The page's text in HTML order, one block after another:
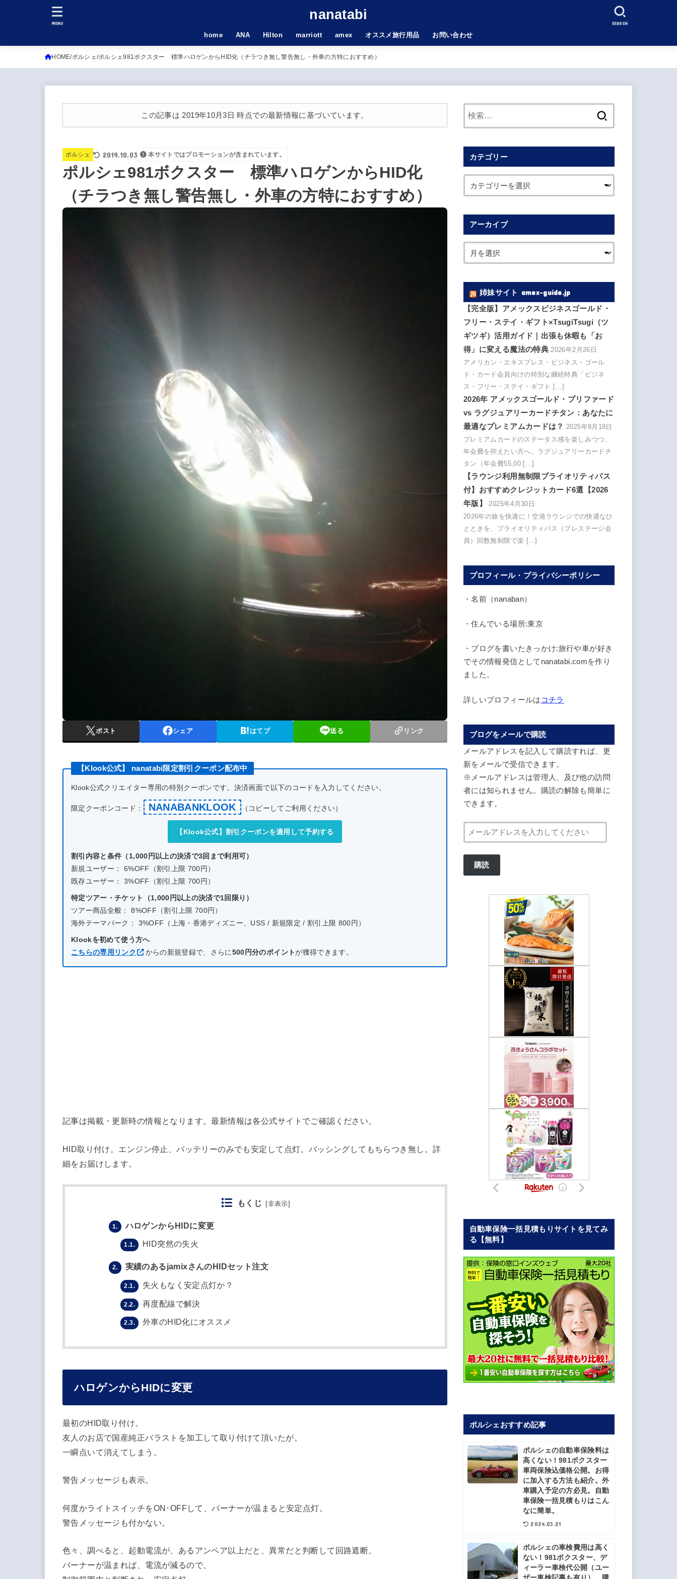
nanatabi
home ANA Hilton marriott amex オススメ旅行用品 お問い合わせ
SEARCH
MENU
HOME ポルシェ ポルシェ981ボクスター 標準ハロゲンからHID化（チラつき無し警告無し・外車の方特におすすめ）
この記事は 2019年10月3日 時点での最新情報に基づいています。
ポルシェ 2019.10.03 本サイトではプロモーションが含まれています。
ポルシェ981ボクスター 標準ハロゲンからHID化
（チラつき無し警告無し・外車の方特におすすめ）
ポスト シェア はてブ 送る リンク
【Klook公式】 nanatabi限定割引クーポン配布中
Klook公式クリエイター専用の特別クーポンです。決済画面で以下のコードを入力してください。
限定クーポンコード： NANABANKLOOK （コピーしてご利用ください）
【Klook公式】割引クーポンを適用して予約する
割引内容と条件（1,000円以上の決済で3回まで利用可）
新規ユーザー： 6%OFF（割引上限 700円）
既存ユーザー： 3%OFF（割引上限 700円）
特定ツアー・チケット（1,000円以上の決済で1回限り）
ツアー商品全般： 8%OFF（割引上限 700円）
海外テーマパーク： 3%OFF（上海・香港ディズニー、USS / 新規限定 / 割引上限 800円）
Klookを初めて使う方へ
こちらの専用リンク
からの新規登録で、さらに500円分のポイントが獲得できます。
記事は掲載・更新時の情報となります。最新情報は各公式サイトでご確認ください。
HID取り付け。エンジン停止、バッテリーのみでも安定して点灯。バッシングしてもちらつき無し。詳
細をお届けします。
もくじ 非表示
1. ハロゲンからHIDに変更
1.1. HID突然の失火
2. 実績のあるjamixさんのHIDセット注文
2.1. 失火もなく安定点灯か？
2.2. 再度配線で解決
2.3. 外車のHID化にオススメ
ハロゲンからHIDに変更
最初のHID取り付け。
友人のお店で国産純正バラストを加工して取り付けて頂いたが。
一瞬点いて消えてしまう。
警告メッセージも表示。
何度かライトスイッチをON･OFFして、バーナーが温まると安定点灯。
警告メッセージも付かない。
色々、調べると、起動電流が、あるアンペア以上だと、異常だと判断して回路遮断。
バーナーが温まれば、電流が減るので、
カテゴリー
アーカイブ
姉妹サイト amex-guide.jp
【完全版】アメックスビジネスゴールド・
フリー・ステイ・ギフト×TsugiTsugi（ツ
ギツギ）活用ガイド｜出張も休暇も「お
得」に変える魔法の特典 2026年2月26日
アメリカン・エキスプレス・ビジネス・ゴール
ド・カード会員向けの特別な継続特典「ビジネ
ス・フリー・ステイ・ギフト […]
2026年 アメックスゴールド・プリファード
vs ラグジュアリーカードチタン：あなたに
最適なプレミアムカードは？ 2025年9月18日
プレミアムカードのステータス感を楽しみつつ、
年会費を抑えたい方へ。ラグジュアリーカードチ
タン（年会費55,00 […]
【ラウンジ利用無制限プライオリティパス
付】おすすめクレジットカード6選【2026
年版】
2025年4月30日
2026年の旅を快適に！空港ラウンジでの快適なひ
とときを、プライオリティパス（プレステージ会
員）回数無制限で楽 […]
プロフィール・プライバシーポリシー
・名前（nanaban）
・住んでいる場所:東京
・ブログを書いたきっかけ:旅行や車が好き
でその情報発信としてnanatabi.comを作り
ました。
詳しいプロフィールは コチラ
ブログをメールで購読
メールアドレスを記入して購読すれば、更
新をメールで受信できます。
※メールアドレスは管理人、及び他の訪問
者には知られません。購読の解除も簡単に
できます。
ー
ル
購読
自動車保険一括見積もりサイトを見てみ
る【無料】
ポルシェおすすめ記事
ポルシェの自動車保険料は
高くない！981ボクスター
車両保険込価格公開。お得
に加入する方法も紹介。外
車購入予定の方必見。自動
車保険一括見積もりはこん
なに簡単。
2024.03.21
ポルシェの車検費用は高く
ない！981ボクスター、デ
ィーラー車検代公開（ユー